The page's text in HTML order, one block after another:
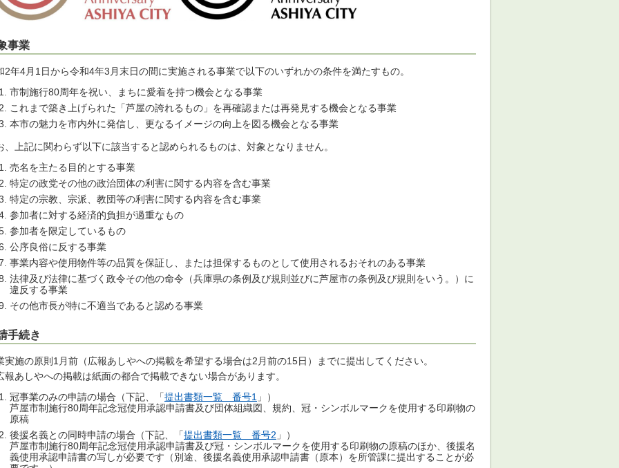
事業
2年4月1日から令和4年3月末日の間に実施される事業で以下のいずれかの条件を満たすもの。
市制施行80周年を祝い、まちに愛着を持つ機会となる事業
これまで築き上げられた「芦屋の誇れるもの」を再確認または再発見する機会となる事業
本市の魅力を市内外に発信し、更なるイメージの向上を図る機会となる事業
、上記に関わらず以下に該当すると認められるものは、対象となりません。
売名を主たる目的とする事業
特定の政党その他の政治団体の利害に関する内容を含む事業
特定の宗教、宗派、教団等の利害に関する内容を含む事業
参加者に対する経済的負担が過重なもの
参加者を限定しているもの
公序良俗に反する事業
事業内容や使用物件等の品質を保証し、または担保するものとして使用されるおそれのある事業
法律及び法律に基づく政令その他の命令（兵庫県の条例及び規則並びに芦屋市の条例及び規則をいう。）に
違反する事業
その他市長が特に不適当であると認める事業
手続き
実施の原則1月前（広報あしやへの掲載を希望する場合は2月前の15日）までに提出してください。
あしやへの掲載は紙面の都合で掲載できない場合があります。
冠事業のみの申請の場合（下記、「提出書類一覧 番号1 」）
芦屋市制施行80周年記念冠使用承認申請書及び団体組織図、規約、冠・シンボルマークを使用する印刷物の
原稿
後援名義との同時申請の場合（下記、「提出書類一覧 番号2 」）
芦屋市制施行80周年記念冠使用承認申請書及び冠・シンボルマークを使用する印刷物の原稿のほか、後援名
義使用承認申請書の写しが必要です（別途、後援名義使用承認申請書（原本）を所管課に提出することが必